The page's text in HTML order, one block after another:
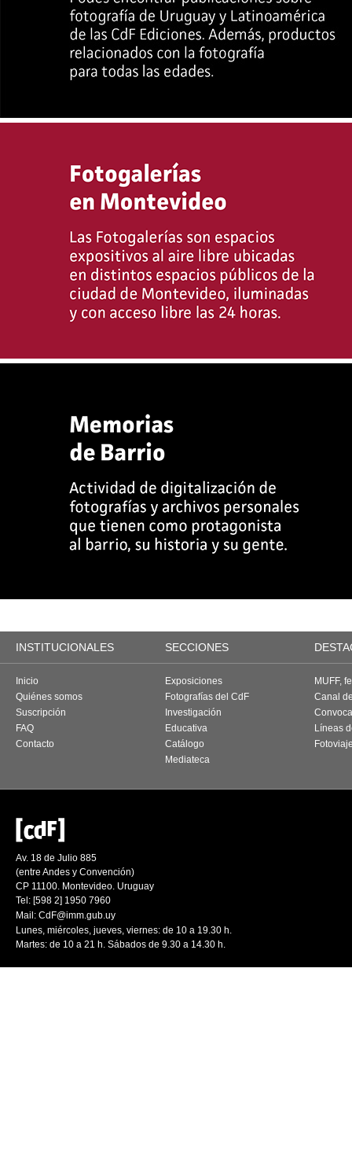
INSTITUCIONALES SECCIONES
Inicio
Quiénes somos
Suscripción
FAQ
Contacto
Exposiciones
Fotografías del CdF
Investigación
Educativa
Catálogo
Mediateca
MUFF,
Canal
Líneas
Av. 18 de Julio 885
(entre Andes y Convención)
CP 11100. Montevideo. Uruguay
Tel: [598 2] 1950 7960
Mail: CdF@imm.gub.uy
Lunes, miércoles, jueves, viernes: de 10 a 19.30 h.
Martes: de 10 a 21 h. Sábados de 9.30 a 14.30 h.